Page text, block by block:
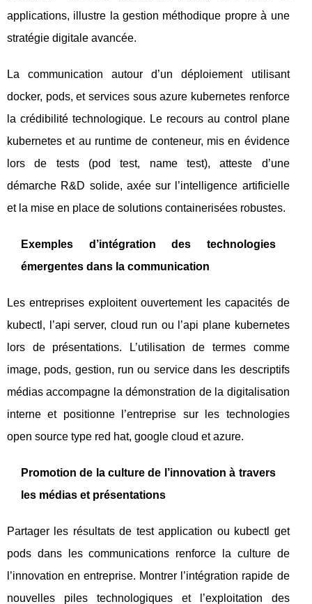
applications, illustre la gestion méthodique propre à une
stratégie digitale avancée.
La communication autour d’un déploiement utilisant
docker, pods, et services sous azure kubernetes renforce
la crédibilité technologique. Le recours au control plane
kubernetes et au runtime de conteneur, mis en évidence
lors de tests (pod test, name test), atteste d’une
démarche R&D solide, axée sur l’intelligence artificielle
et la mise en place de solutions containerisées robustes.
Exemples d’intégration des technologies
émergentes dans la communication
Les entreprises exploitent ouvertement les capacités de
kubectl, l’api server, cloud run ou l’api plane kubernetes
lors de présentations. L’utilisation de termes comme
image, pods, gestion, run ou service dans les descriptifs
médias accompagne la démonstration de la digitalisation
interne et positionne l’entreprise sur les technologies
open source type red hat, google cloud et azure.
Promotion de la culture de l’innovation à travers
les médias et présentations
Partager les résultats de test application ou kubectl get
pods dans les communications renforce la culture de
l’innovation en entreprise. Montrer l’intégration rapide de
nouvelles piles technologiques et l’exploitation des